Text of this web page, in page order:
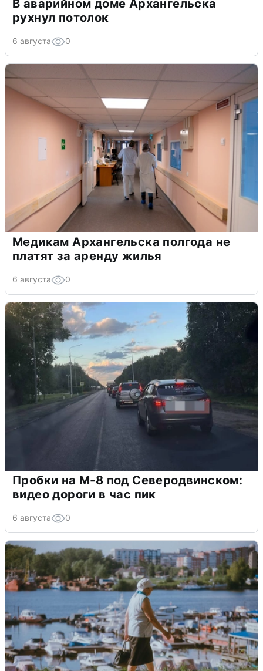
В аварийном доме Архангельска
рухнул потолок
6 августа 0
Медикам Архангельска полгода не
платят за аренду жилья
6 августа 0
Пробки на М-8 под Северодвинском:
видео дороги в час пик
6 августа 0